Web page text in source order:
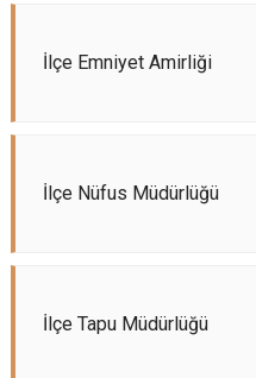
İlçe Emniyet Amirliği
İlçe Nüfus Müdürlüğü
İlçe Tapu Müdürlüğü